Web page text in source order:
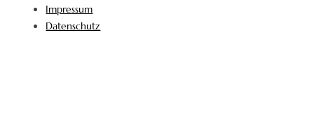
Impressum
Datenschutz